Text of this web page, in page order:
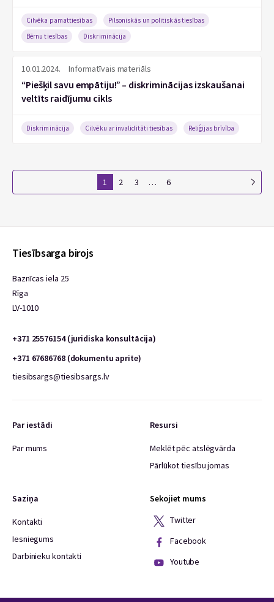
Cilvēka pamattiesības
Pilsoniskās un politiskās tiesības
Bērnu tiesības
Diskriminācija
10.01.2024. Informatīvais materiāls
“Piešķil savu empātiju!” – diskriminācijas izskaušanai
veltīts raidījumu cikls
Diskriminācija Cilvēku ar invaliditāti tiesības Reliģijas brīvība
1 2 3 … 6
Tiesībsarga birojs
Baznīcas iela 25
Rīga
LV-1010
+371 25576154 (juridiska konsultācija)
+371 67686768 (dokumentu aprite)
tiesibsargs@tiesibsargs.lv
Par iestādi
Par mums
Resursi
Meklēt pēc atslēgvārda
Pārlūkot tiesību jomas
Saziņa
Kontakti
Iesniegums
Darbinieku kontakti
Sekojiet mums
Twitter
Facebook
Youtube